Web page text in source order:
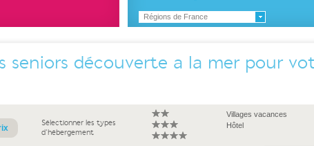
Régions de France
seniors découverte a la mer pour
Sélectionner les types
d'hébergement
Villages vacances
Hôtel